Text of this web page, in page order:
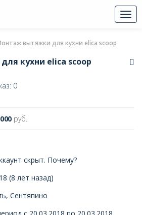
вытяжки для кухни elica scoop
кухни elica scoop
0
руб.
скрыт. Почему?
(8 лет назад)
Сентяпино